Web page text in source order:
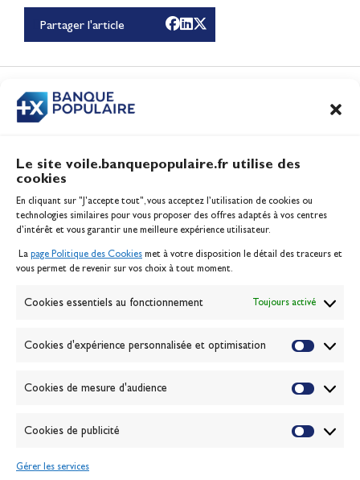
Le site voile.banquepopulaire.fr utilise des
cookies
En cliquant sur "J'accepte tout", vous acceptez l’utilisation de cookies ou
technologies similaires pour vous proposer des offres adaptés à vos centres
d’intérêt et vous garantir une meilleure expérience utilisateur.
La page Politique des Cookies met à votre disposition le détail des traceurs et
vous permet de revenir sur vos choix à tout moment.
Cookies essentiels au fonctionnement Toujours activé
Cookies d'expérience personnalisée et optimisation
Cookies de mesure d'audience
Cookies de publicité
Gérer les services
Partager l'article
CONTENUS
d'eau des Jeux
Olympiques 2028
Inscription serveur média
Contact
Politique des cookies
Banque de la voile
Passion Voile TV
ABONNEZ-VOUS